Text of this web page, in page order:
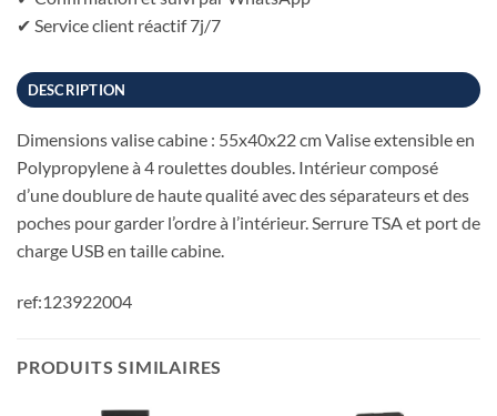
✔ Service client réactif 7j/7
DESCRIPTION
Dimensions valise cabine : 55x40x22 cm Valise extensible en
Polypropylene à 4 roulettes doubles. Intérieur composé
d’une doublure de haute qualité avec des séparateurs et des
poches pour garder l’ordre à l’intérieur. Serrure TSA et port de
charge USB en taille cabine.
ref:123922004
PRODUITS SIMILAIRES